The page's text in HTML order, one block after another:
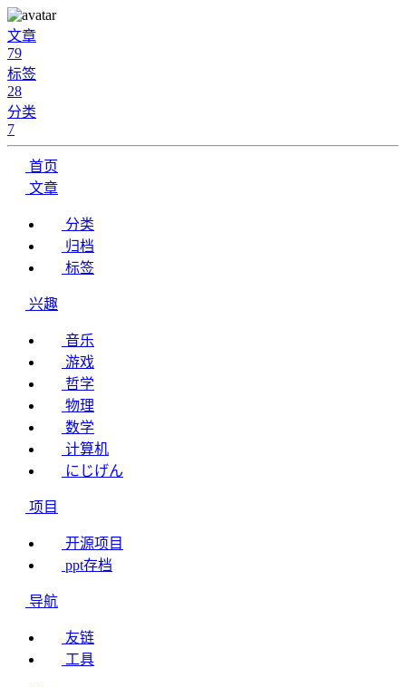
文章
79
标签
28
分类
7
首页
文章
分类
归档
标签
兴趣
音乐
游戏
哲学
物理
数学
计算机
にじげん
项目
开源项目
ppt存档
导航
友链
工具